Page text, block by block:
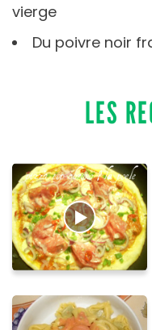
vierge
Du poivre noir
LES